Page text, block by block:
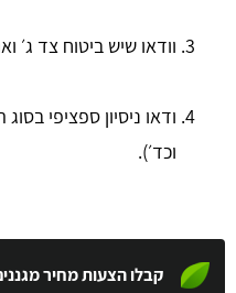
וודאו שיש ביטוח צד ג׳
ודאו ניסיון ספציפי
וכד׳).
קבלו הצעות מחיר